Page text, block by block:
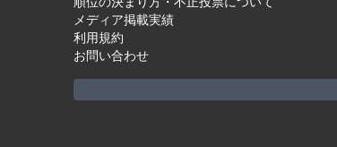
メディア掲載実績
利用規約
お問い合わせ